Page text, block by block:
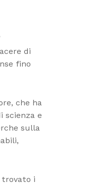
di
fino
che ha
scienza e
sulla
trovato i